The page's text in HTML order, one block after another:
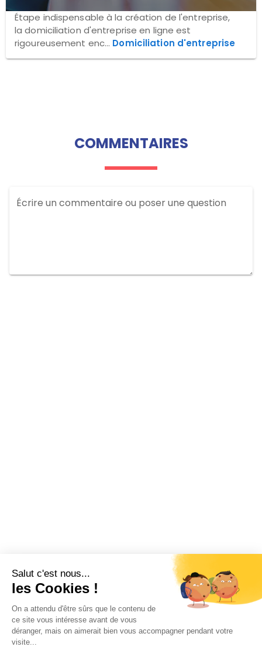
Salut c'est nous...
les Cookies !
On a attendu d'être sûrs que le contenu de
ce site vous intéresse avant de vous
déranger, mais on aimerait bien vous accompagner pendant votre
visite...
Étape indispensable à la création de l'entreprise,
la domiciliation d'entreprise en ligne est
rigoureusement enc... Domiciliation d'entreprise
COMMENTAIRES
Écrire un commentaire ou poser une question